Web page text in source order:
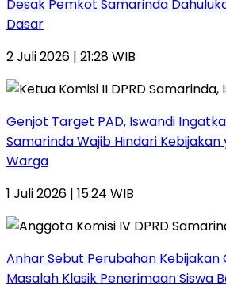
Desak Pemkot Samarinda
Dasar
2 Juli 2026 | 21:28 WIB
Genjot Target PAD, Iswandi
Samarinda Wajib Hindari
Warga
1 Juli 2026 | 15:24 WIB
Anhar Sebut Perubahan Kebijakan
Masalah Klasik Penerimaan Siswa